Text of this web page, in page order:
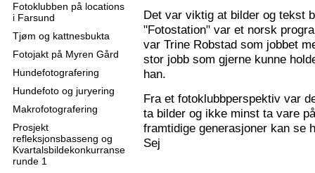
Fotoklubben på locations
i Farsund
Tjøm og kattnesbukta
Fotojakt på Myren Gård
Hundefotografering
Hundefoto og juryering
Makrofotografering
Prosjekt
refleksjonsbasseng og
Kvartalsbildekonkurranse
runde 1
Det var viktig at bilder og tekst
"Fotostation" var et norsk
var Trine Robstad som jobbet
stor jobb som gjerne kunne
han.
Fra et fotoklubbperspektiv var
ta bilder og ikke minst ta vare
framtidige generasjoner kan se
Sej